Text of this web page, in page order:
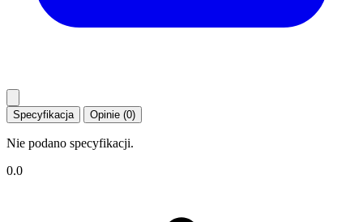
Specyfikacja Opinie (0)
Nie podano specyfikacji.
0.0